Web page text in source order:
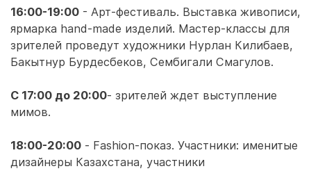
16:00-19:00 - Арт-фестиваль. Выставка живописи,
ярмарка hand-made изделий. Мастер-классы для
зрителей проведут художники Нурлан Килибаев,
Бакытнур Бурдесбеков, Сембигали Смагулов.
С 17:00 до 20:00- зрителей ждет выступление
мимов.
18:00-20:00 - Fashion-показ. Участники: именитые
дизайнеры Казахстана, участники